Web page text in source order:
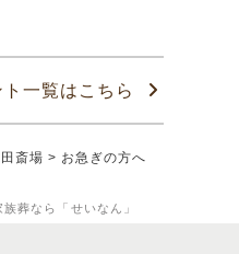
葬なら「せいなん」
一覧はこちら
斎場 > お急ぎの方へ